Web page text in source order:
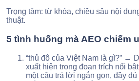
Trọng tâm: từ khóa, chiều sâu nội
thuật.
5 tình huống mà AEO chiếm
“thủ đô của Việt Nam là gì?” →
xuất hiện trong đoạn trích nổi
một câu trả lời ngắn gọn, đầy đủ